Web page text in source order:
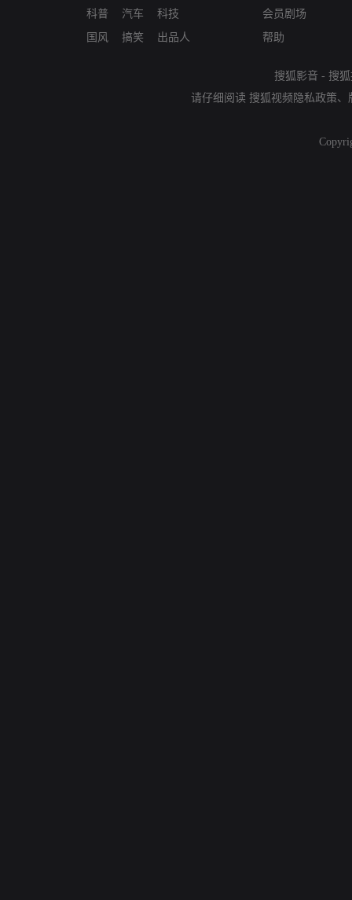
科普
国风
汽车
搞笑
科技
出品人
会员剧场
帮助
搜狐影音 - 搜
请仔细阅读 搜狐视频隐私政策、